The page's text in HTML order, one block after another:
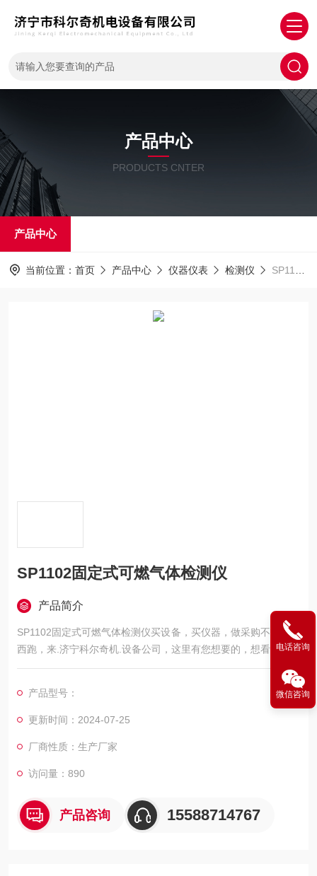
产品中心
PRODUCTS CNTER
产品中心
当前位置： 首页 产品中心 仪器仪表 检测仪 SP1102固定式可燃气体检测仪
SP1102固定式可燃气体检测仪
产品简介
SP1102固定式可燃气体检测仪买设备，买仪器，做采购不用东奔
西跑，来.济宁科尔奇机.设备公司，这里有您想要的，想看的，满
意的产品。
SP-1102是一款隔爆型、固定安装方式的可燃气体检测器。可广
泛应用于石油、石化、冶金、化工、消防、燃气、环保、.力、通
讯、造纸，印染、污水处理、食品酿造、科研、教育、国防等领
*的催化燃烧传感器
产品型号：
更新时间：2024-07-25
厂商性质：生产厂家
访问量：890
产品咨询 15588714767
电话咨询
微信咨询